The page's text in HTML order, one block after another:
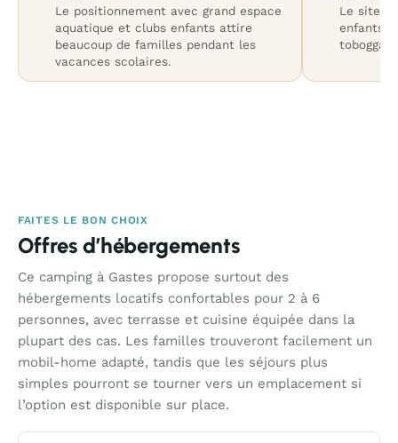
Le positionnement avec grand espace
aquatique et clubs enfants attire
beaucoup de familles pendant les
vacances scolaires.
Le site
enfants
FAITES LE BON CHOIX
Offres d’hébergements
Ce camping à Gastes propose surtout des
hébergements locatifs confortables pour 2 à 6
personnes, avec terrasse et cuisine équipée dans la
plupart des cas. Les familles trouveront facilement un
mobil-home adapté, tandis que les séjours plus
simples pourront se tourner vers un emplacement si
l’option est disponible sur place.